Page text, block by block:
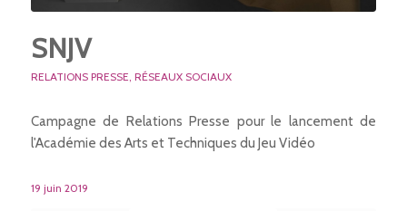
SNJV
RELATIONS PRESSE RÉSEAUX SOCIAUX
Campagne de Relations Presse pour le lancement de
l'Académie des Arts et Techniques du Jeu Vidéo
19 juin 2019